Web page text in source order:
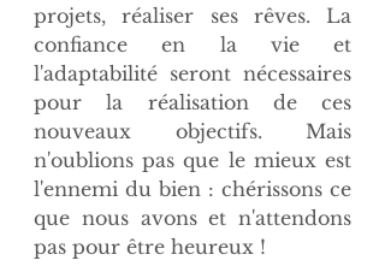
projets, réaliser ses rêves. La
confiance en la vie et
l'adaptabilité seront nécessaires
pour la réalisation de ces
nouveaux objectifs. Mais
n'oublions pas que le mieux est
l'ennemi du bien : chérissons ce
que nous avons et n'attendons
pas pour être heureux !